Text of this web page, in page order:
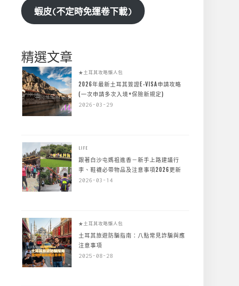
蝦皮(不定時免運卷下載)
精選文章
★土耳其攻略懶人包
2026年最新土耳其簽證E-VISA申請攻略
(一次申請多次入境+保險新規定)
2026-03-29
LIFE
跟著白沙屯媽祖進香－新手上路建議行
李、鞋襪必帶物品及注意事項2026更新
2026-03-14
★土耳其攻略懶人包
土耳其旅遊防騙指南：八點常見詐騙與應
注意事項
2025-08-28